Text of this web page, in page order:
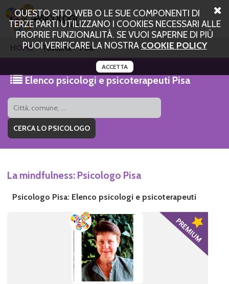
QUESTO SITO WEB O LE SUE COMPONENTI DI
TERZE PARTI UTILIZZANO I COOKIES NECESSARI ALLE
PROPRIE FUNZIONALITÀ. SE VUOI SAPERNE DI PIÙ
PUOI VERIFICARE LA NOSTRA COOKIE POLICY
ACCETTA
HOME Toscana Pisa
Elenco psicologi e psicoterapeuti Pisa
La mindfulness: Psicologo Pisa
Psicologo Pisa: Elenco psicologi e psicoterapeuti